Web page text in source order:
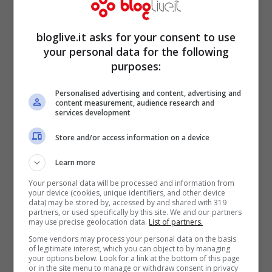
non abbiamo tenuto Pastore per un
problema di ingaggio, figuriamoci se
possiamo prendere Balotelli. Mario è un
giocatore da Inter, Milan e Juventus, ma
anche questi club avrebbero problemi ad
assicurargli lo stesso stipendio che gli
garantisce il Manchester City, figuratevi il
Palermo”.
Balotelli avrebbe ridato entusiasmo ad
una piazza un po’ giù di tono dopo la
recente eliminazione dall’Europa League.
Al Palermo avrebbe avuto il posto da
bloglive.it asks for your consent to use
your personal data for the following
purposes:
Personalised advertising and content, advertising and
content measurement, audience research and
services development
Store and/or access information on a device
Learn more
Your personal data will be processed and information from
your device (cookies, unique identifiers, and other device
data) may be stored by, accessed by and shared with 319
partners, or used specifically by this site. We and our partners
may use precise geolocation data. List of partners.
Some vendors may process your personal data on the basis
of legitimate interest, which you can object to by managing
your options below. Look for a link at the bottom of this page
or in the site menu to manage or withdraw consent in privacy